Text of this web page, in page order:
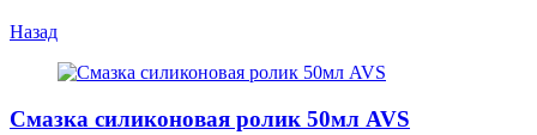
Назад
Смазка силиконовая ролик 50мл AVS